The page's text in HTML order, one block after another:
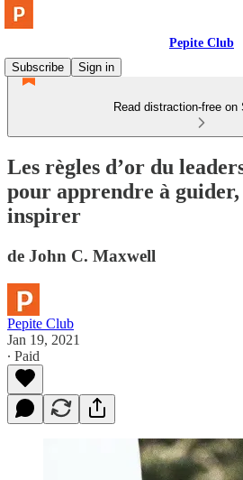
Pepite Club
Subscribe
Sign in
Read distraction-free on
Les règles d’or du
pour apprendre à
inspirer
de John C. Maxwell
Pepite Club
Jan 19, 2021
∙ Paid